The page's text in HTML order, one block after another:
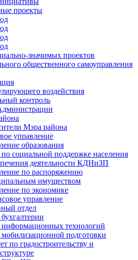
проекты
значимых проектов
общественного самоуправления
воздействия
контроль
Мэра района
управление
образования
социальной поддержке населения
деятельности КДНиЗП
по распоряжению
имуществом
по экономике
управление
отдел
технологий
подготовки
по градостроительству и